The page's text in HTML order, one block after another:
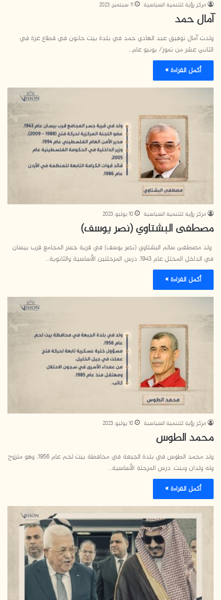
مركز رؤية للتنمية السياسية 11 سبتمبر، 2023
آمال حمد
ولدت آمال توفيق عبد الهادي حمد في بلدة بيت حانون في قطاع غزة في
الثاني عشر من تموز/ يونيو عام…
أكمل القراءة »
مركز رؤية للتنمية السياسية 10 يوليو، 2023
مصطفى البشتاوي (نصر يوسف)
ولد مصطفى سالم البشتاوي (نصر يوسف) في قرية جسر المجامع قرب بيسان
في الداخل المحتل عام 1943. درس المرحلتين الأساسية والثانوية…
أكمل القراءة »
مركز رؤية للتنمية السياسية 10 يوليو، 2023
محمد الطوس
ولد محمد الطوس في بلدة الجبعة في محافظة بيت لحم عام 1956، وهو متزوج
وله ولدان وبنت. درس المرحلة الأساسية…
أكمل القراءة »